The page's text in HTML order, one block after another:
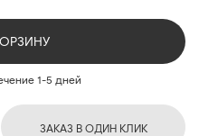
1-5 дней
ЗАКАЗ В ОДИН КЛИК